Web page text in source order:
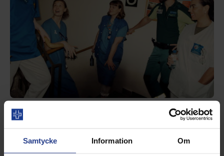
Samtycke Information Om
Artikel
standardiseringsarbete via SIS